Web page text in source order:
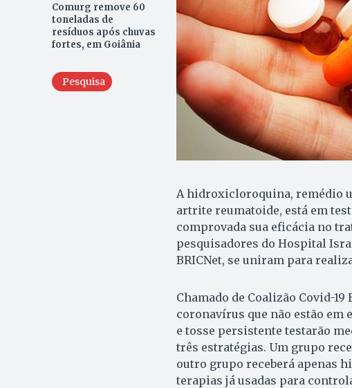
Comurg remove 60
toneladas de
resíduos após chuvas
fortes, em Goiânia
Pesquisa
A hidroxicloroquina, remédio
artrite reumatoide, está em
comprovada sua eficácia no
pesquisadores do Hospital
BRICNet, se uniram para
Chamado de Coalizão Covid-
coronavírus que não estão em
e tosse persistente testarão
três estratégias. Um grupo
outro grupo receberá apenas
terapias já usadas para